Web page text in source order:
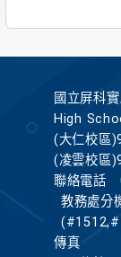
國立屏科
High
(大仁校區
(凌雲校區
聯絡電話
教務處分
傳真